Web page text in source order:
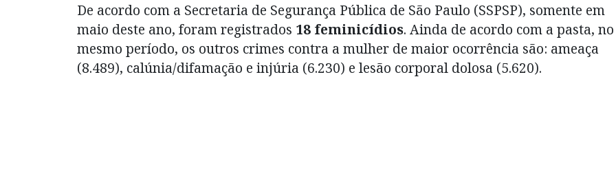
De acordo com a Secretaria de Segurança Pública de São Paulo (SSPSP), somente em
maio deste ano, foram registrados 18 feminicídios. Ainda de acordo com a pasta, no
mesmo período, os outros crimes contra a mulher de maior ocorrência são: ameaça
(8.489), calúnia/difamação e injúria (6.230) e lesão corporal dolosa (5.620).